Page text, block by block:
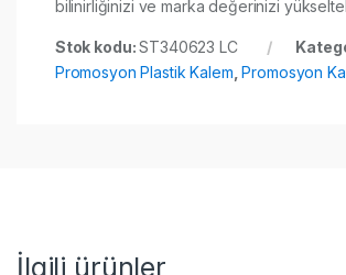
bilinirliğinizi ve marka değerinizi
Stok kodu:ST340623 LC
Promosyon Plastik Kalem ,Promosyon
İlgili ürünler